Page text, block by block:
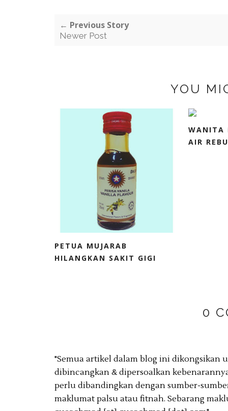
← Previous Story
Newer Post
YOU
PETUA MUJARAB
HILANGKAN SAKIT GIGI
WANITA
AIR
0
"Semua artikel dalam blog ini
dibincangkan & dipersoalkan
perlu dibandingkan dengan sumber-
maklumat palsu atau fitnah. Sebarang